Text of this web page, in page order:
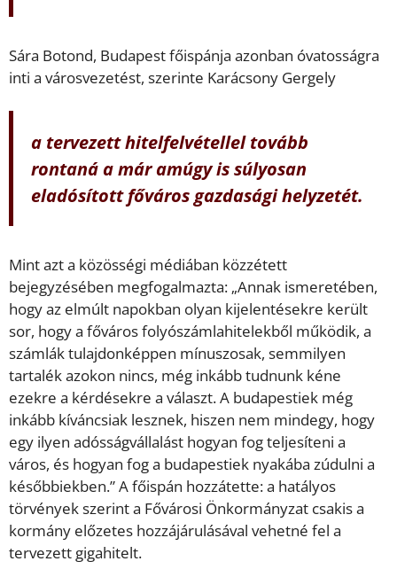
Sára Botond, Budapest főispánja azonban óvatosságra
inti a városvezetést, szerinte Karácsony Gergely
a tervezett hitelfelvétellel tovább
rontaná a már amúgy is súlyosan
eladósított főváros gazdasági helyzetét.
Mint azt a közösségi médiában közzétett
bejegyzésében megfogalmazta: „Annak ismeretében,
hogy az elmúlt napokban olyan kijelentésekre került
sor, hogy a főváros folyószámlahitelekből működik, a
számlák tulajdonképpen mínuszosak, semmilyen
tartalék azokon nincs, még inkább tudnunk kéne
ezekre a kérdésekre a választ. A budapestiek még
inkább kíváncsiak lesznek, hiszen nem mindegy, hogy
egy ilyen adósságvállalást hogyan fog teljesíteni a
város, és hogyan fog a budapestiek nyakába zúdulni a
későbbiekben.” A főispán hozzátette: a hatályos
törvények szerint a Fővárosi Önkormányzat csakis a
kormány előzetes hozzájárulásával vehetné fel a
tervezett gigahitelt.